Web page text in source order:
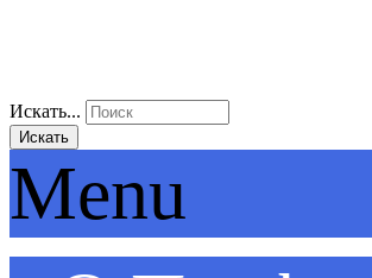
Искать...
Искать
Menu